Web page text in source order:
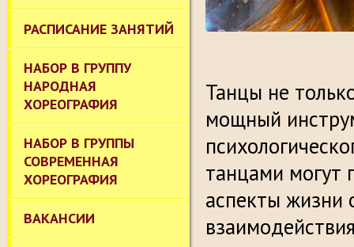
РАСПИСАНИЕ ЗАНЯТИЙ
НАБОР В ГРУППУ
НАРОДНАЯ
ХОРЕОГРАФИЯ
НАБОР В ГРУППЫ
СОВРЕМЕННАЯ
ХОРЕОГРАФИЯ
ВАКАНСИИ
Танцы не
мощный
танцами могут
аспекты жизни